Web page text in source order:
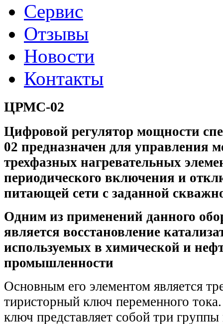
Сервис
Отзывы
Новости
Контакты
ЦРМС-02
Цифровой регулятор мощности
02 предназначен для управления
трехфазных нагревательных
периодического включения и
питающей сети с заданной
Одним из применений данного
является восстановление
используемых в химической и
промышленности
Основным его элементом является
тиристорный ключ переменного
ключ представляет собой три группы